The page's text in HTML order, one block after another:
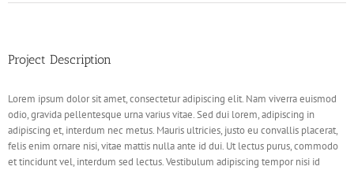
Project Description
Lorem ipsum dolor sit amet, consectetur adipiscing elit. Nam viverra euismod
odio, gravida pellentesque urna varius vitae. Sed dui lorem, adipiscing in
adipiscing et, interdum nec metus. Mauris ultricies, justo eu convallis placerat,
felis enim ornare nisi, vitae mattis nulla ante id dui. Ut lectus purus, commodo
et tincidunt vel, interdum sed lectus. Vestibulum adipiscing tempor nisi id